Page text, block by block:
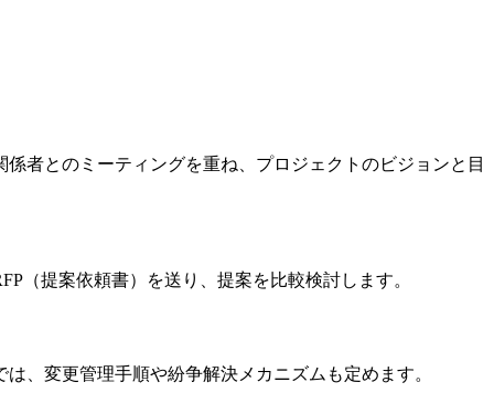
者とのミーティングを重ね、プロジェクトのビジョンと目
（提案依頼書）を送り、提案を比較検討します。
、変更管理手順や紛争解決メカニズムも定めます。